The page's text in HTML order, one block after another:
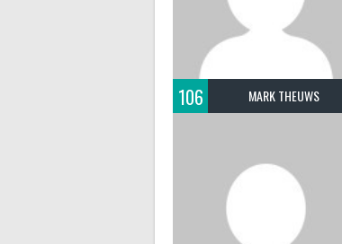
106 MARK THEUWS